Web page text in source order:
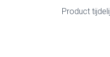
Product